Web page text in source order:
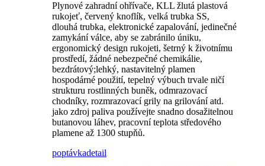
Plynové zahradní ohřívače, KLL žlutá plastová
rukojeť, červený knoflík, velká trubka SS,
dlouhá trubka, elektronické zapalování, jedinečné
zamykání válce, aby se zabránilo úniku,
ergonomický design rukojeti, šetrný k životnímu
prostředí, žádné nebezpečné chemikálie,
bezdrátový;lehký, nastavitelný plamen
hospodárné použití, tepelný výbuch trvale ničí
strukturu rostlinných buněk, odmrazovací
chodníky, rozmrazovací grily na grilování atd.
jako zdroj paliva používejte snadno dosažitelnou
butanovou láhev, pracovní teplota středového
plamene až 1300 stupňů.
poptávkadetail